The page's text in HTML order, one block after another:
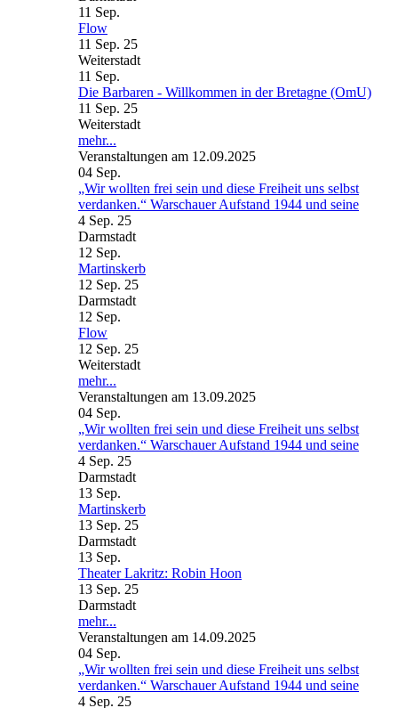
11 Sep.
Flow
11 Sep. 25
Weiterstadt
11 Sep.
Die Barbaren - Willkommen in der Bretagne (OmU)
11 Sep. 25
Weiterstadt
mehr...
Veranstaltungen am 12.09.2025
04 Sep.
„Wir wollten frei sein und diese Freiheit uns selbst
verdanken.“ Warschauer Aufstand 1944 und seine
4 Sep. 25
Darmstadt
12 Sep.
Martinskerb
12 Sep. 25
Darmstadt
12 Sep.
Flow
12 Sep. 25
Weiterstadt
mehr...
Veranstaltungen am 13.09.2025
04 Sep.
„Wir wollten frei sein und diese Freiheit uns selbst
verdanken.“ Warschauer Aufstand 1944 und seine
4 Sep. 25
Darmstadt
13 Sep.
Martinskerb
13 Sep. 25
Darmstadt
13 Sep.
Theater Lakritz: Robin Hoon
13 Sep. 25
Darmstadt
mehr...
Veranstaltungen am 14.09.2025
04 Sep.
„Wir wollten frei sein und diese Freiheit uns selbst
verdanken.“ Warschauer Aufstand 1944 und seine
4 Sep. 25